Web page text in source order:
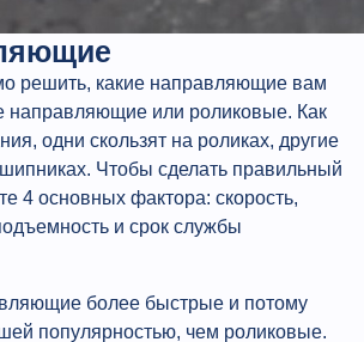
решить, какие направляющие вам
направляющие или роликовые. Как
одни скользят на роликах, другие
Чтобы сделать правильный
4 основных фактора: скорость,
и срок службы
более быстрые и потому
популярностью, чем роликовые.